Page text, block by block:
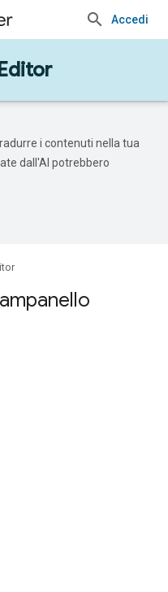
Accedi
i contenuti nella tua
dall'AI potrebbero